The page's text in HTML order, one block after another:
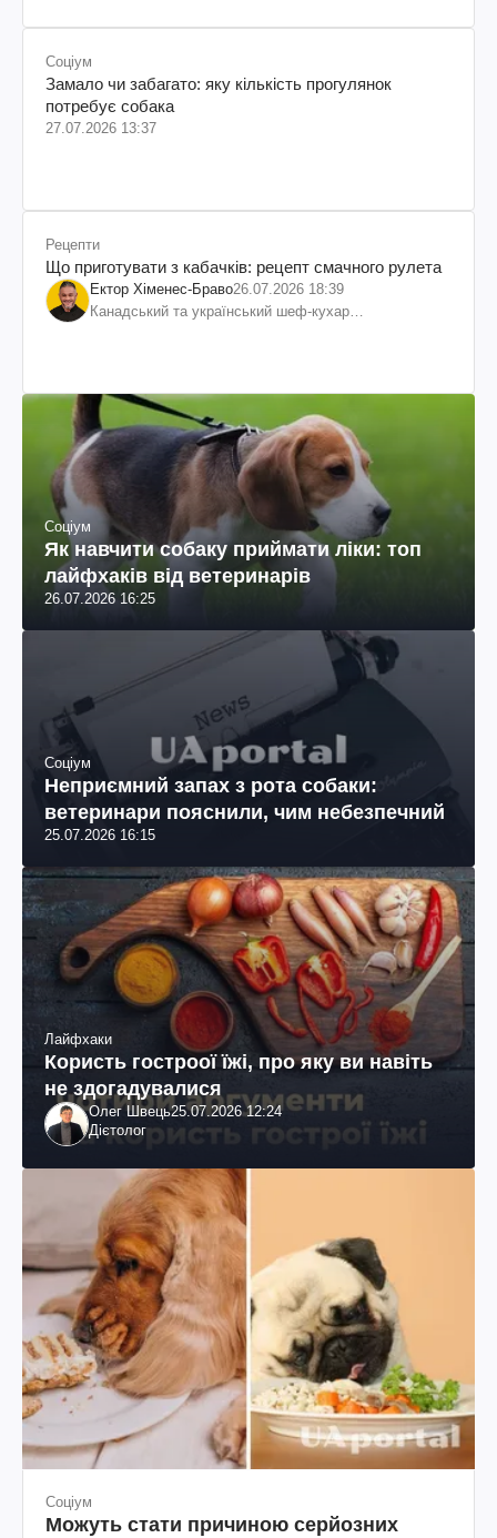
Соціум
Замало чи забагато: яку кількість прогулянок
потребує собака
27.07.2026 13:37
Рецепти
Що приготувати з кабачків: рецепт смачного рулета
Ектор Хіменес-Браво26.07.2026 18:39
Канадський та український шеф-кухар
Соціум
Як навчити собаку приймати ліки: топ
лайфхаків від ветеринарів
26.07.2026 16:25
Соціум
Неприємний запах з рота собаки:
ветеринари пояснили, чим небезпечний
25.07.2026 16:15
Лайфхаки
Користь гостроої їжі, про яку ви навіть
не здогадувалися
Олег Швець25.07.2026 12:24
Дієтолог
Соціум
Можуть стати причиною серйозних